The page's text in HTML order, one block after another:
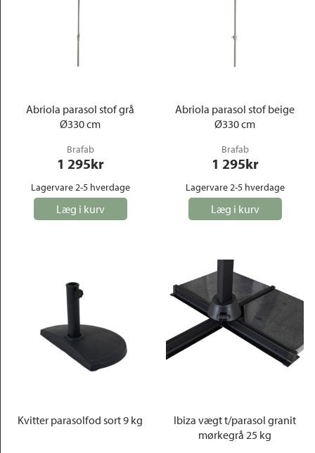
Abriola parasol stof grå
Ø330 cm
Brafab
1 295kr
Lagervare 2-5 hverdage
Læg i kurv
Abriola parasol stof beige
Ø330 cm
Brafab
1 295kr
Lagervare 2-5 hverdage
Læg i kurv
Kvitter parasolfod sort 9 kg
Ibiza vægt t/parasol granit
mørkegrå 25 kg